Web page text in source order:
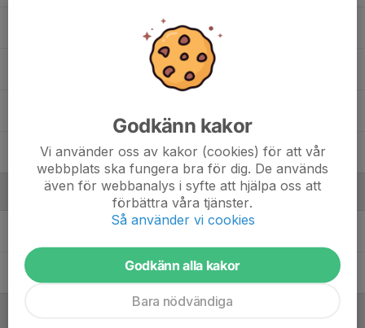
Stella Eriksson
Ledare
Viktor LindgrenTränare
Godkänn kakor
Vi använder oss av kakor (cookies) för att vår
webbplats ska fungera bra för dig. De används
även för webbanalys i syfte att hjälpa oss att
förbättra våra tjänster.
Så använder vi cookies
Godkänn alla kakor
Bara nödvändiga